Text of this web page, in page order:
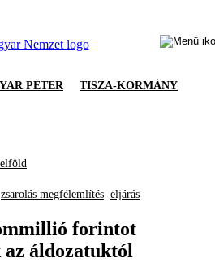
PÉTER TISZA-KORMÁNY
zsarolás megfélemlítés eljárás
forintot
áldozatuktól